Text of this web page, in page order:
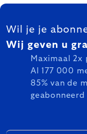
FOOTER
Wil je je
Wij geven u
Maximaal 2x
Al 177 000
85% van de
geabonneerd